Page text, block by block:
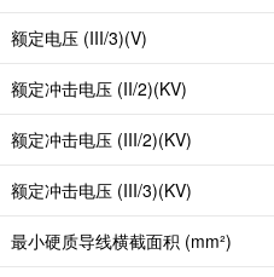
额定电压 (III/3)(V)
额定冲击电压 (II/2)(KV)
额定冲击电压 (III/2)(KV)
额定冲击电压 (III/3)(KV)
最小硬质导线横截面积 (mm²)